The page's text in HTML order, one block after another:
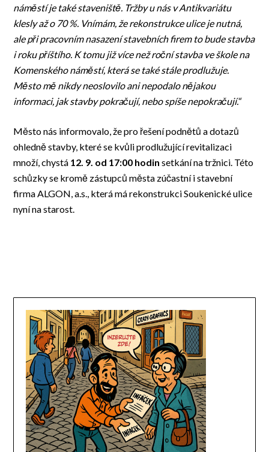
náměstí je také staveniště. Tržby u nás v Antikvariátu
klesly až o 70 %. Vnímám, že rekonstrukce ulice je nutná,
ale při pracovním nasazení stavebních firem to bude stavba
i roku příštího. K tomu již více než roční stavba ve škole na
Komenského náměstí, která se také stále prodlužuje.
Město mě nikdy neoslovilo ani nepodalo nějakou
informaci, jak stavby pokračují, nebo spíše nepokračují.“
Město nás informovalo, že pro řešení podnětů a dotazů
ohledně stavby, které se kvůli prodlužující revitalizaci
množí, chystá 12. 9. od 17:00 hodin setkání na tržnici. Této
schůzky se kromě zástupců města zúčastní i stavební
firma ALGON, a.s., která má rekonstrukci Soukenické ulice
nyní na starost.